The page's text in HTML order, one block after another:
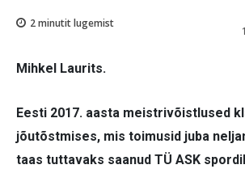
2minutit lugemist
Mihkel Laurits.
Eesti 2017. aasta meistrivõistlused
jõutõstmises, mis toimusid juba
taas tuttavaks saanud TÜ ASK